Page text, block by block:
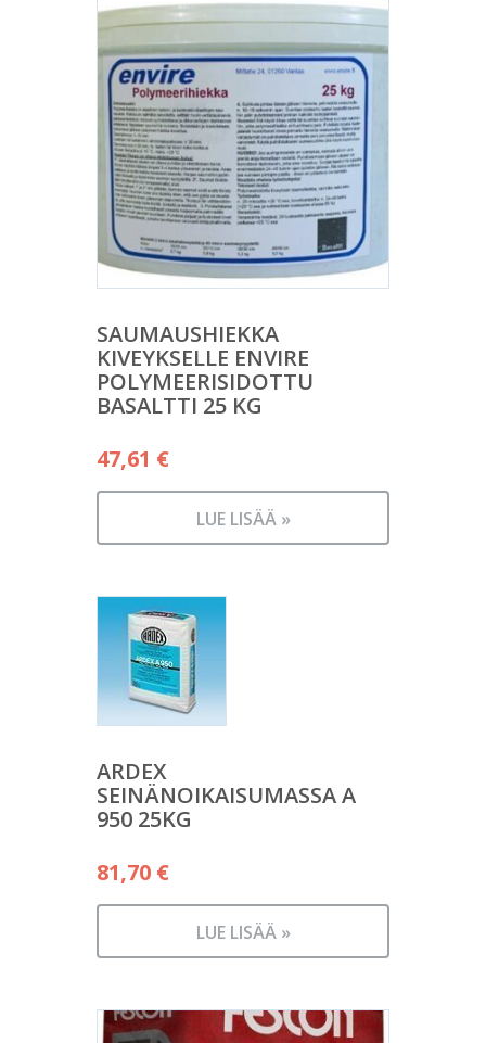
SAUMAUSHIEKKA
KIVEYKSELLE ENVIRE
POLYMEERISIDOTTU
BASALTTI 25 KG
47,61 €
LUE LISÄÄ »
ARDEX
SEINÄNOIKAISUMASSA A
950 25KG
81,70 €
LUE LISÄÄ »